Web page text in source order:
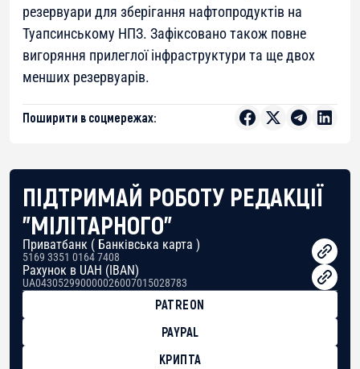
резервуари для зберігання нафтопродуктів на
Туапсинському НПЗ. Зафіксовано також повне
вигоряння прилеглої інфраструктури та ще двох
менших резервуарів.
Поширити в соцмережах:
ПІДТРИМАЙ РОБОТУ РЕДАКЦІЇ
"МІЛІТАРНОГО"
Приватбанк ( Банківська карта )
5169 3351 0164 7408
Рахунок в UAH (IBAN)
UA043052990000026007015028783
PATREON
PAYPAL
КРИПТА